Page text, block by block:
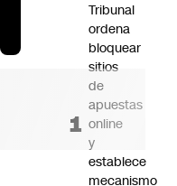
Tribunal
ordena
bloquear
sitios
de
apuestas
online
y
establece
mecanismo